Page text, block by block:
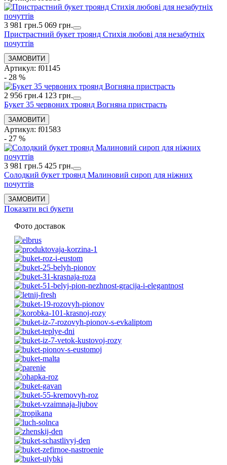
3 981 грн.5 069 грн.
Пристрастний букет троянд Стихія любові для незабутніх
почуттів
Артикул: f01145
- 28 %
2 956 грн.4 123 грн.
Букет 35 червоних троянд Вогняна пристрасть
Артикул: f01583
- 27 %
3 981 грн.5 425 грн.
Солодкий букет троянд Малиновий сироп для ніжних
почуттів
Показати всі букети
Фото доставок